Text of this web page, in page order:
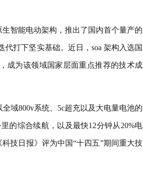
智能电动架构，推出了国内首个量产的
打下坚实基础。近日，soa 架构入选国
成为该领域国家层面重点推荐的技术成
域800v系统、5c超充以及大电量电池的
的综合续航，以及最快12分钟从20%电
技日报》评为中国“十四五”期间重大技